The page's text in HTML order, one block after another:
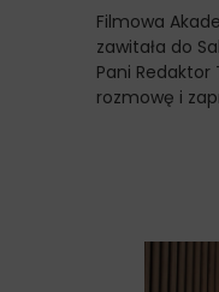
Filmowa
zawitała do
Pani Redaktor
rozmowę i